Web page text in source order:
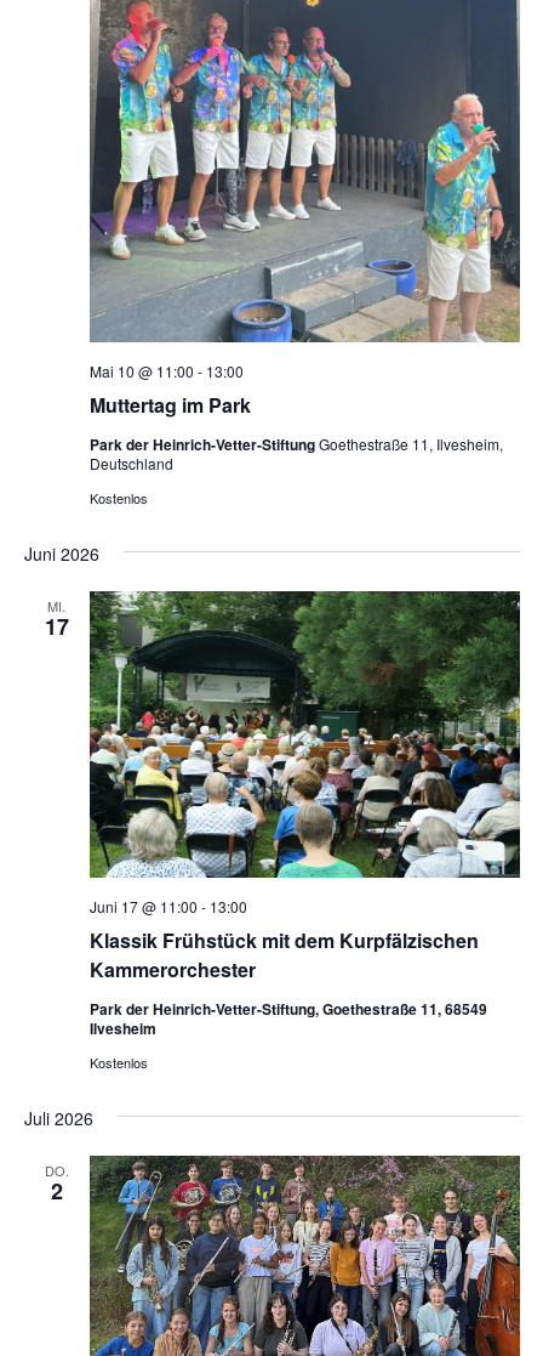
Muttertag im Park
Mai 10 @ 11:00 - 13:00
Park der Heinrich-Vetter-StiftungGoethestraße 11, Ilvesheim,
Deutschland
Kostenlos
Juni 2026
MI.
17
Klassik Frühstück mit dem Kurpfälzischen
Kammerorchester
Juni 17 @ 11:00 - 13:00
Park der Heinrich-Vetter-Stiftung, Goethestraße 11, 68549
Ilvesheim
Kostenlos
Juli 2026
DO.
2